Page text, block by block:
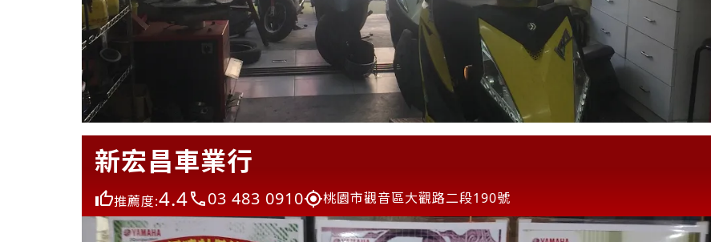
新宏昌車業行
推薦度:4.4 03 483 0910 桃園市觀音區大觀路二段190號